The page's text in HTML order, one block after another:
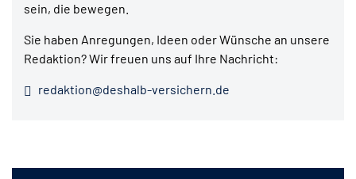
sein, die bewegen.
Sie haben Anregungen, Ideen oder Wünsche an unsere
Redaktion? Wir freuen uns auf Ihre Nachricht:
redaktion@deshalb-versichern.de